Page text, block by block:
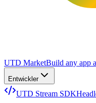
UTD MarketBuild any app
Entwickler
UTD Stream SDK